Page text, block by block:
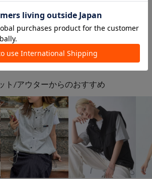
のアイテムを見た人は
なアイテムも見ています
ト/アウターからのおすすめ